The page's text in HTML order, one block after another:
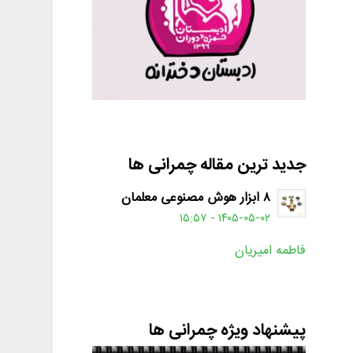
جدید ترین مقاله چمرانی ها
۸ ابزار هوش مصنوعی معلمان
۱۴۰۵-۰۵-۰۲ - ۱۵:۵۷
فاطمه امیریان
پیشنهاد ویژه چمرانی ها